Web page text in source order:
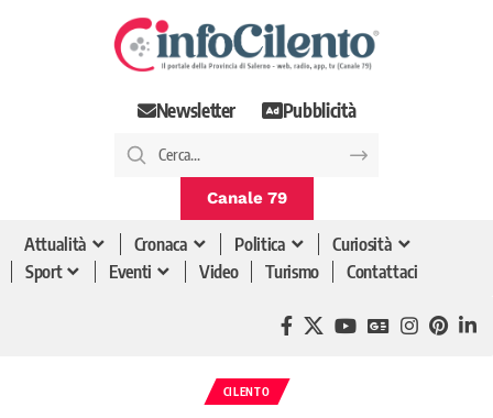
Newsletter Pubblicità
Canale 79
Attualità Cronaca Politica
Curiosità
Sport
Eventi Video Turismo Contattaci
CILENTO